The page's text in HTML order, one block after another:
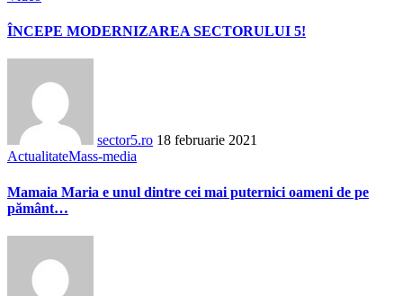
ÎNCEPE MODERNIZAREA SECTORULUI 5!
sector5.ro 18 februarie 2021
ActualitateMass-media
Mamaia Maria e unul dintre cei mai puternici oameni de pe
pământ…